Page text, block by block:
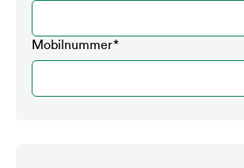
Mobilnummer*